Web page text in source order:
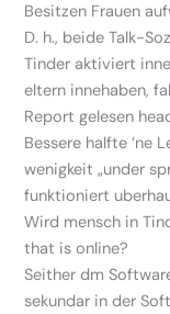
Besitzen Frauen
D. h., beide Talk-
Tinder aktiviert
eltern innehaben,
Report gelesen
Bessere halfte ‘ne
wenigkeit „under
funktioniert
Wird mensch in
that is online?
Seither dm
sekundar in der